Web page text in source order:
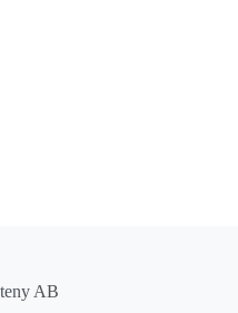
AB